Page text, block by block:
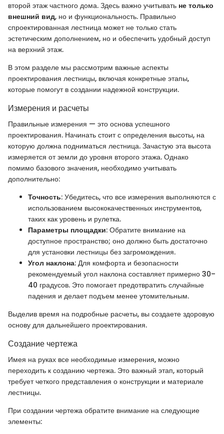
второй этаж частного дома. Здесь важно учитывать не только
внешний вид, но и функциональность. Правильно
спроектированная лестница может не только стать
эстетическим дополнением, но и обеспечить удобный доступ
на верхний этаж.
В этом разделе мы рассмотрим важные аспекты
проектирования лестницы, включая конкретные этапы,
которые помогут в создании надежной конструкции.
Измерения и расчеты
Правильные измерения — это основа успешного
проектирования. Начинать стоит с определения высоты, на
которую должна подниматься лестница. Зачастую эта высота
измеряется от земли до уровня второго этажа. Однако
помимо базового значения, необходимо учитывать
дополнительно:
Точность: Убедитесь, что все измерения выполняются с
использованием высококачественных инструментов,
таких как уровень и рулетка.
Параметры площадки: Обратите внимание на
доступное пространство; оно должно быть достаточно
для установки лестницы без загромождения.
Угол наклона: Для комфорта и безопасности
рекомендуемый угол наклона составляет примерно 30–
40 градусов. Это помогает предотвратить случайные
падения и делает подъем менее утомительным.
Выделив время на подробные расчеты, вы создаете здоровую
основу для дальнейшего проектирования.
Создание чертежа
Имея на руках все необходимые измерения, можно
переходить к созданию чертежа. Это важный этап, который
требует четкого представления о конструкции и материале
лестницы.
При создании чертежа обратите внимание на следующие
элементы: